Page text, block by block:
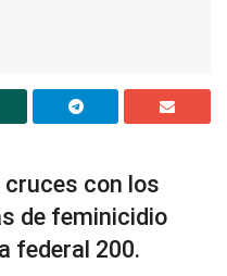
con los
de feminicidio
federal 200.